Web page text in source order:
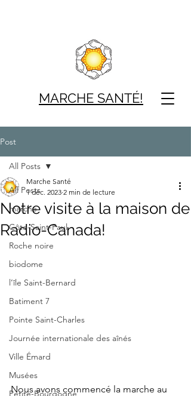
MARCHE SANTÉ!
Post
All Posts
marche
Côte-Saint-Paul
Roche noire
biodome
l’île Saint-Bernard
Batiment 7
Pointe Saint-Charles
Journée internationale des aînés
Ville Émard
Musées
Petite-Bourgogne
All Posts
Notre visite à la maison de
Radio-Canada!
Marche Santé
1 déc. 2023 2 min de lecture
Nous avons commencé la marche au